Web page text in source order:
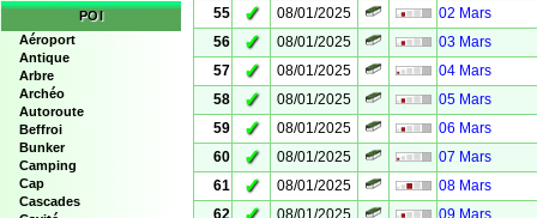
POI
Aéroport
Antique
Arbre
Archéo
Autoroute
Beffroi
Bunker
Camping
Cap
Cascades
55
✓ 08/01/2025
02 Mars
56
✓ 08/01/2025
03 Mars
57
✓ 08/01/2025
04 Mars
58
✓ 08/01/2025
05 Mars
59
✓ 08/01/2025
06 Mars
60
✓ 08/01/2025
07 Mars
61
✓ 08/01/2025
08 Mars
62
08/01/2025
09 Mars